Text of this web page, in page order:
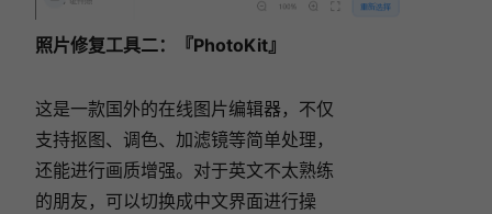
照片修复工具二：『PhotoKit』
这是一款国外的在线图片编辑器，不仅
支持抠图、调色、加滤镜等简单处理，
还能进行画质增强。对于英文不太熟练
的朋友，可以切换成中文界面进行操